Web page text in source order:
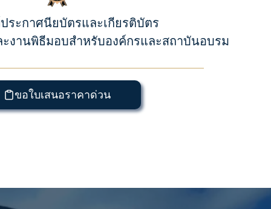
ระกาศนียบัตรและเกียรติบัตร
งานพิธีมอบสำหรับองค์กรและสถาบันอบรม
ขอใบเสนอราคาด่วน